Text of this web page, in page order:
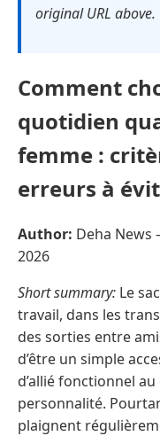
original URL above.
Comment
quotidien
femme :
erreurs à
Author: Deha
2026
Short summary: Le
travail, dans les
des sorties entre
d’être un simple
d’allié fonctionnel
personnalité.
plaignent